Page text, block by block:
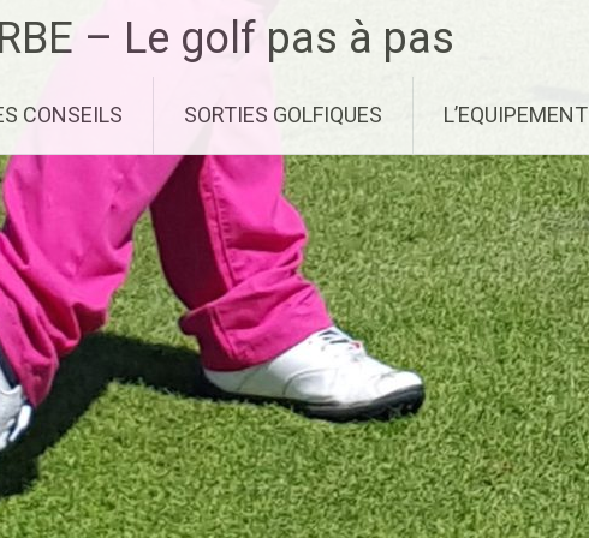
– Le golf pas à pas
CONSEILS SORTIES GOLFIQUES L’EQUIPEMENT